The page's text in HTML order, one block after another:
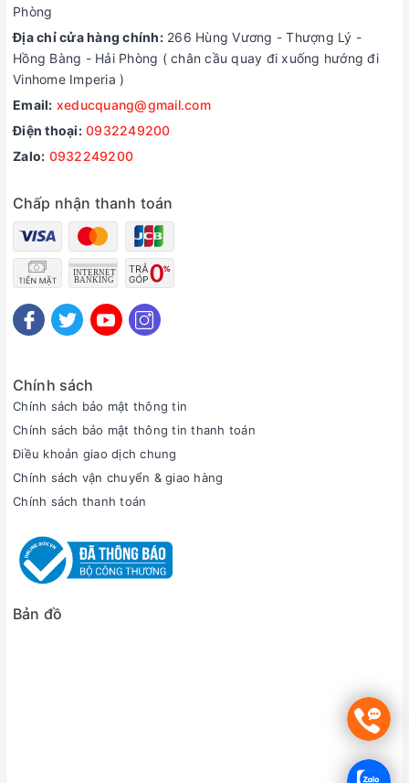
Phòng
Địa chỉ cửa hàng chính:266 Hùng Vương - Thượng Lý -
Hồng Bàng - Hải Phòng ( chân cầu quay đi xuống hướng đi
Vinhome Imperia )
Email: xeducquang@gmail.com
Điện thoại: 0932249200
Zalo: 0932249200
Chấp nhận thanh toán
Chính sách
Chính sách bảo mật thông tin
Chính sách bảo mật thông tin thanh toán
Điều khoản giao dịch chung
Chính sách vận chuyển & giao hàng
Chính sách thanh toán
Bản đồ